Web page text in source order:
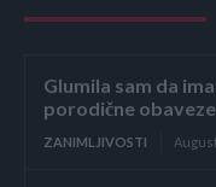
Glumila sam da
porodične obaveze
ZANIMLJIVOSTI